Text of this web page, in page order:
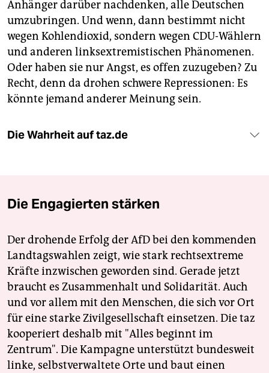
Anhänger darüber nachdenken, alle Deutschen
umzubringen. Und wenn, dann bestimmt nicht
wegen Kohlendioxid, sondern wegen CDU-Wählern
und anderen linksextremistischen Phänomenen.
Oder haben sie nur Angst, es offen zuzugeben? Zu
Recht, denn da drohen schwere Repressionen: Es
könnte jemand anderer Meinung sein.
Die Wahrheit auf taz.de
Die Engagierten stärken
Der drohende Erfolg der AfD bei den kommenden
Landtagswahlen zeigt, wie stark rechtsextreme
Kräfte inzwischen geworden sind. Gerade jetzt
braucht es Zusammenhalt und Solidarität. Auch
und vor allem mit den Menschen, die sich vor Ort
für eine starke Zivilgesellschaft einsetzen. Die taz
kooperiert deshalb mit "Alles beginnt im
Zentrum". Die Kampagne unterstützt bundesweit
linke, selbstverwaltete Orte und baut einen